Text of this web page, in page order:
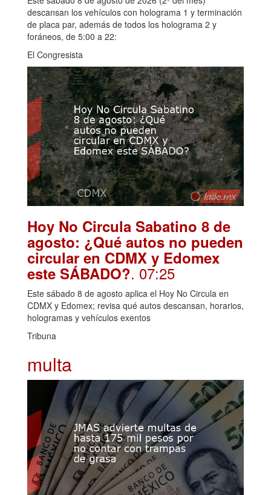
descansan los vehículos con holograma 1 y terminación
de placa par, además de todos los holograma 2 y
foráneos, de 5:00 a 22:
El Congresista
Hoy No Circula Sabatino 8 de
agosto: ¿Qué autos no pueden
circular en CDMX y Edomex
este SÁBADO?. 07:25
Este sábado 8 de agosto aplica el Hoy No Circula en
CDMX y Edomex; revisa qué autos descansan, horarios,
hologramas y vehículos exentos
Tribuna
multa